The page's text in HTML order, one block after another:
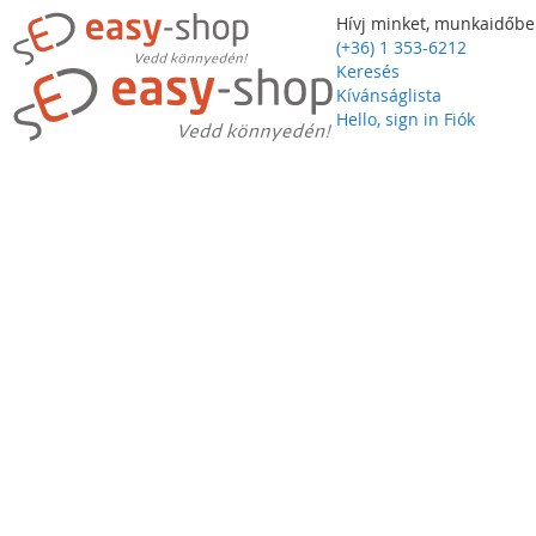
Hívj minket,
(+36) 1 353-6212
Keresés
Kívánságlista
Hello, sign in Fiók